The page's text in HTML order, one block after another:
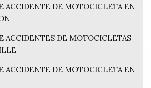
ACCIDENTE DE MOTOCICLETA EN
ACCIDENTES DE MOTOCICLETAS
ACCIDENTE DE MOTOCICLETA EN